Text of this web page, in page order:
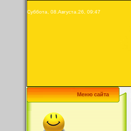
Суббота, 08.Августа.26, 09:47
Меню сайта